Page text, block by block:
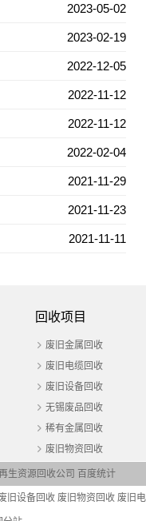
2023-05-02
2023-02-19
2022-12-05
2022-11-12
2022-11-12
2022-02-04
2021-11-29
2021-11-23
2021-11-11
回收项目
废旧金属回收
废旧电缆回收
废旧设备回收
无锡废品回收
稀有金属回收
废旧物资回收
生资源回收公司 百度统计
旧设备回收 废旧物资回收 废旧电